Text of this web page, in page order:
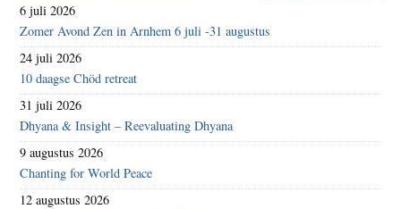
6 juli 2026
Zomer Avond Zen in Arnhem 6 juli -31 augustus
24 juli 2026
10 daagse Chöd retreat
31 juli 2026
Dhyana & Insight – Reevaluating Dhyana
9 augustus 2026
Chanting for World Peace
12 augustus 2026